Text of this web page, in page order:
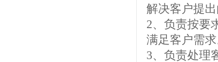
解决客户提
2、负责按要
满足客户需
3、负责处理